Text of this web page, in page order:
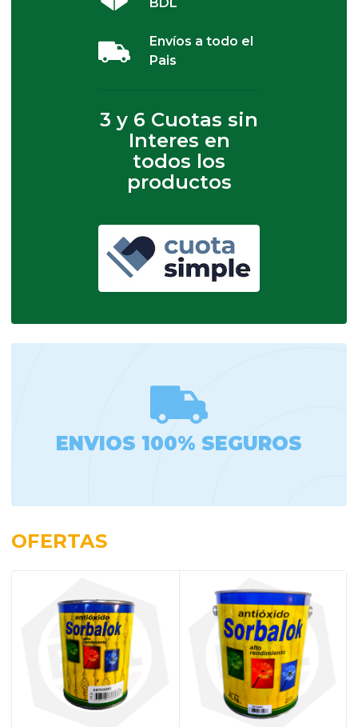
Envíos a todo el
Pais
3 y 6 Cuotas sin
Interes en
todos los
productos
ENVIOS 100% SEGUROS
OFERTAS